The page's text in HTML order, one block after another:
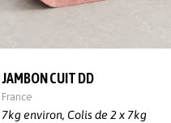
JAMBON CUIT DD
France
7kg environ, Colis de 2 x 7kg